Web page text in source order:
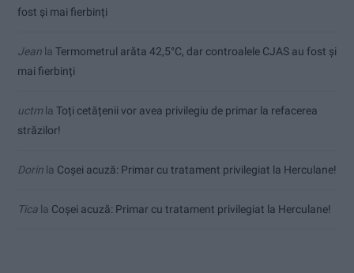
fost și mai fierbinți
Jean la Termometrul arăta 42,5°C, dar controalele CJAS au fost și
mai fierbinți
uctmla Toți cetățenii vor avea privilegiu de primar la refacerea
străzilor!
Dorin la Coșei acuză: Primar cu tratament privilegiat la Herculane!
Tica la Coșei acuză: Primar cu tratament privilegiat la Herculane!